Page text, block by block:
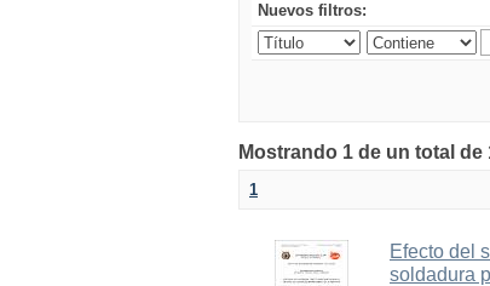
Nuevos filtros:
Mostrando 1 de un total
1
Efecto del
soldadura